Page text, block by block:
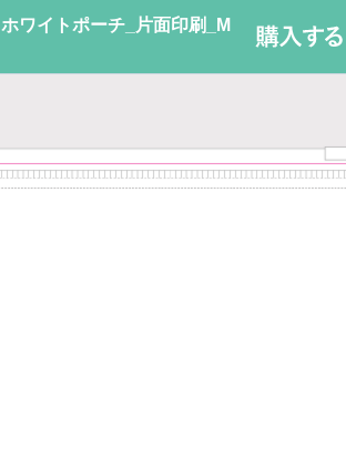
ホワイトポーチ_片面印刷_M